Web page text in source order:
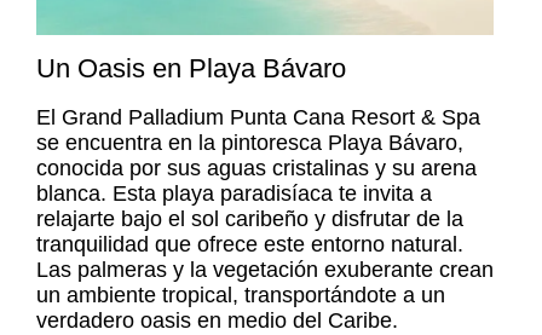
Un Oasis en Playa Bávaro
El Grand Palladium Punta Cana Resort & Spa
se encuentra en la pintoresca Playa Bávaro,
conocida por sus aguas cristalinas y su arena
blanca. Esta playa paradisíaca te invita a
relajarte bajo el sol caribeño y disfrutar de la
tranquilidad que ofrece este entorno natural.
Las palmeras y la vegetación exuberante crean
un ambiente tropical, transportándote a un
verdadero oasis en medio del Caribe.